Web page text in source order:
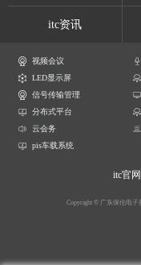
itc资讯
视频会议
LED显示屏
信号传输管理
分布式平台
云会务
pis车载系统
itc官网
Copyright © 广东保伦电子